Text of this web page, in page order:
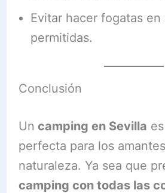
Evitar hacer fogatas en
permitidas.
Conclusión
Un camping en Sevilla
perfecta para los
naturaleza. Ya sea que
camping con todas las